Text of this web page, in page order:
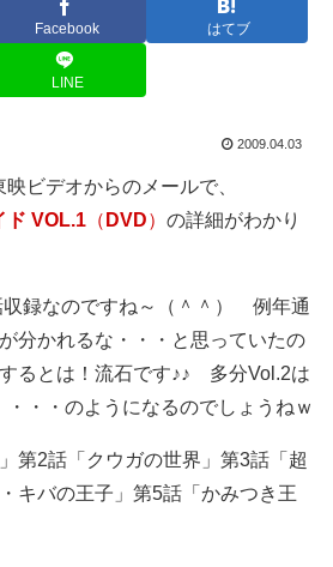
Facebook はてブ
LINE
2009.04.03
ビデオからのメールで、
ド VOL.1 （ DVD） の詳細がわかり
収録なのですね～（＾＾） 例年通
分かれるな・・・と思っていたの
るとは！流石です♪♪ 多分Vol.2は
・・・のようになるのでしょうねｗ
第2話「クウガの世界」第3話「超
キバの王子」第5話「かみつき王